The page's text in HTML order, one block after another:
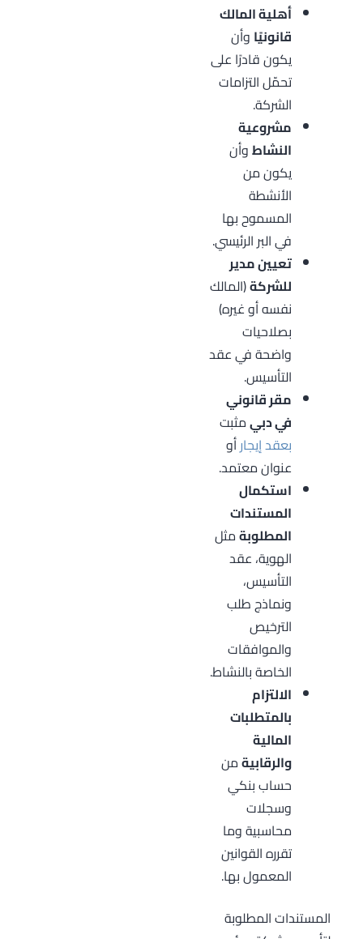
أهلية المالك
قانونيًا وأن
يكون قادرًا على
تحمّل التزامات
الشركة.
مشروعية
النشاطوأن
يكون من
الأنشطة
المسموح بها
في البر الرئيسي.
تعيين مدير
للشركة(المالك
نفسه أو غيره)
بصلاحيات
واضحة في عقد
التأسيس.
مقر قانوني
في دبيمثبت
بعقد إيجارأو
عنوان معتمد.
استكمال
المستندات
المطلوبةمثل
الهوية، عقد
التأسيس،
ونماذج طلب
الترخيص
والموافقات
الخاصة بالنشاط.
الالتزام
بالمتطلبات
المالية
والرقابيةمن
حساب بنكي
وسجلات
محاسبية وما
تقرره القوانين
المعمول بها.
المستندات المطلوبة